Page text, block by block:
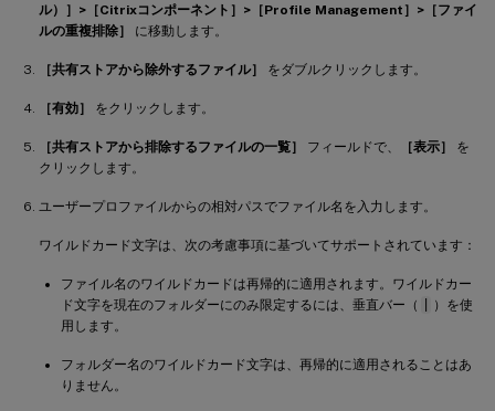
ル）］>［Citrixコンポーネント］>［Profile Management］>［ファイ
ルの重複排除］
に移動します。
［共有ストアから除外するファイル］ をダブルクリックします。
［有効］ をクリックします。
［共有ストアから排除するファイルの一覧］ フィールドで、 ［表示］
を
クリックします。
ユーザープロファイルからの相対パスでファイル名を入力します。
ワイルドカード文字は、次の考慮事項に基づいてサポートされています：
ファイル名のワイルドカードは再帰的に適用されます。ワイルドカー
ド文字を現在のフォルダーにのみ限定するには、垂直バー（
）を使
用します。
フォルダー名のワイルドカード文字は、再帰的に適用されることはあ
りません。